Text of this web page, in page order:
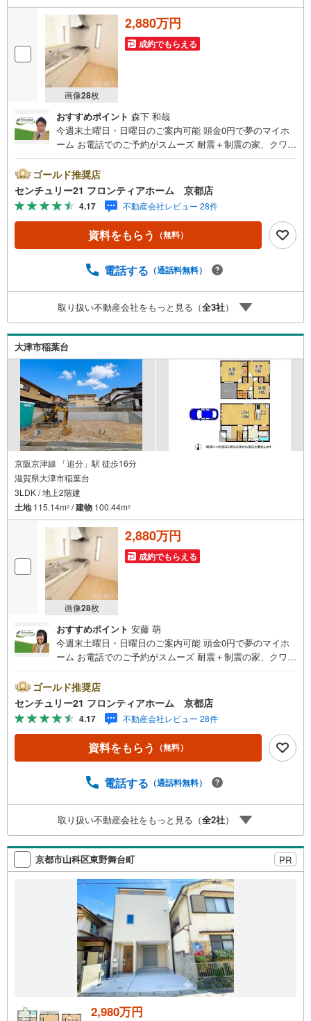
画像28枚
2,880万円
成約でもらえる
おすすめポイント 森下 和哉
今週末土曜日・日曜日のご案内可能 頭金0円で夢のマイホ
ーム お電話でのご予約がスムーズ 耐震＋制震の家、クワイ
分（2080m）・藤尾小学校歩10分（800m）・皇子山中学校
歩59分（4700m） 特徴・耐震＋制震の家、クワイエ！制震
装置（SAFE365）で地震の揺れを抑え、耐震性能を維持・
充実した収納スペースあり！お部屋を広々とご利用いただ
けます 弊社が選ばれる理由 1.お金の扱い方のプロ、ファイ
ナンシャルプランナーが資金計画をサポート！2.買い替え
行と繋がりがあるため、最も低金利になるように審査が可
も弊社のリフォームプランナーがご提案！5.定期的にご連
絡を繋ぎ、有事の際に迅速にサポートいたします弊社は専
門家同士が連携をとっているため、より多くの知見がござ
います。お気軽にお問合せください！
ゴールド推奨店
センチュリー21 フロンティアホーム 京都店
4.17 不動産会社レビュー 28件
資料をもらう （無料）
電話する （通話料無料）
取り扱い不動産会社をもっと見る（全3社）
大津市稲葉台
京阪京津線 「追分」駅 徒歩16分
滋賀県大津市稲葉台
3LDK / 地上2階建
土地115.14m2 /建物 100.44m2
画像28枚
2,880万円
成約でもらえる
おすすめポイント 安藤 萌
今週末土曜日・日曜日のご案内可能 頭金0円で夢のマイホ
ーム お電話でのご予約がスムーズ 耐震＋制震の家、クワイ
分（2080m）・藤尾小学校歩10分（800m）・皇子山中学校
歩59分（4700m） 特徴・耐震＋制震の家、クワイエ！制震
装置（SAFE365）で地震の揺れを抑え、耐震性能を維持・
充実した収納スペースあり！お部屋を広々とご利用いただ
けます 弊社が選ばれる理由 1.お金の扱い方のプロ、ファイ
ナンシャルプランナーが資金計画をサポート！2.買い替え
行と繋がりがあるため、最も低金利になるように審査が可
も弊社のリフォームプランナーがご提案！5.定期的にご連
絡を繋ぎ、有事の際に迅速にサポートいたします弊社は専
門家同士が連携をとっているため、より多くの知見がござ
います。お気軽にお問合せください！
ゴールド推奨店
センチュリー21 フロンティアホーム 京都店
4.17 不動産会社レビュー 28件
資料をもらう （無料）
電話する （通話料無料）
取り扱い不動産会社をもっと見る（全2社）
京都市山科区東野舞台町 PR
2,980万円